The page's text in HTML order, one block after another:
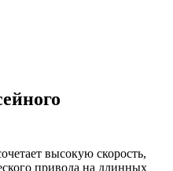
высокую скорость,
привода на длинных